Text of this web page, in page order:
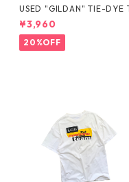
USED "GILDAN" TIE-DYE
E
¥3,960
20%OFF